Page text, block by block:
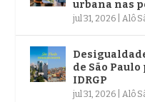
urbana nas
jul 31, 2026 Alô
de São
IDRGP
jul 31, 2026 Alô